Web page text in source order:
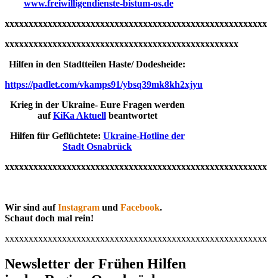
www.freiwilligendienste-bistum-os.de
xxxxxxxxxxxxxxxxxxxxxxxxxxxxxxxxxxxxxxxxxxxxxxxxx
Hilfen in den Stadtteilen Haste/ Dodesheide:
https://padlet.com/vkamps91/ybsq39mk8kh2xjyu
Krieg in der Ukraine- Eure Fragen werden
aufKiKa Aktuellbeantwortet
Hilfen für Geflüchtete: Ukraine-Hotline der
Stadt Osnabrück
Wir sind aufInstagram und Facebook.
Schaut doch mal rein!
Newsletter der Frühen Hilfen